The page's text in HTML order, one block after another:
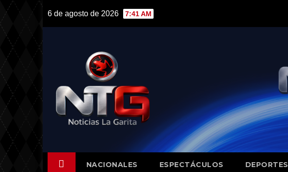
Skip
6 de agosto de 2026 7:41 AM
NACIONALES ESPECTÁCULOS DEPORTES